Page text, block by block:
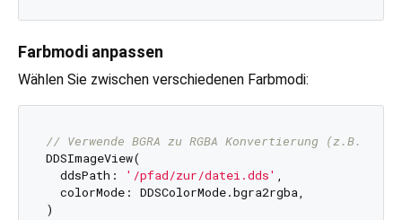
Farbmodi anpassen
Wählen Sie zwischen verschiedenen Farbmodi:
// Verwende BGRA zu RGBA Konvertierung (z.B. für
DDSImageView(
  ddsPath:
'/pfad/zur/datei.dds'
  colorMode: DDSColorMode.bgra2rgba,
)